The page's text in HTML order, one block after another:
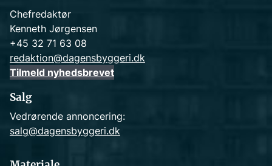
Chefredaktør
Kenneth Jørgensen
+45 32 71 63 08
redaktion@dagensbyggeri.dk
Tilmeld nyhedsbrevet
Salg
Vedrørende annoncering:
salg@dagensbyggeri.dk